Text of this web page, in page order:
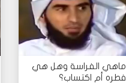
ماهي الفراسة وهل هي
فطره أم اكتساب؟